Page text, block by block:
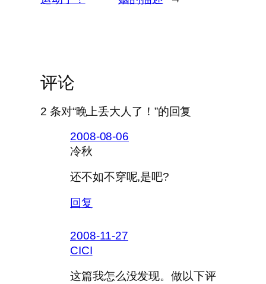
评论
2 条对“晚上丢大人了！”的回复
2008-08-06
冷秋
还不如不穿呢,是吧?
回复
2008-11-27
CICI
这篇我怎么没发现。做以下评